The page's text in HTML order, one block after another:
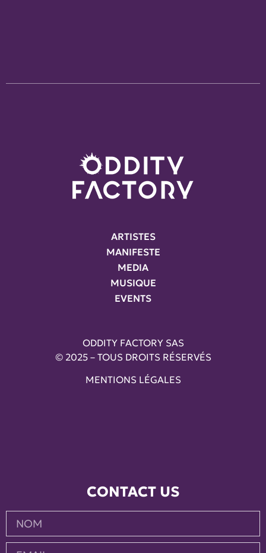
ARTISTES
MANIFESTE
MEDIA
MUSIQUE
EVENTS
ODDITY FACTORY SAS
© 2025 – TOUS DROITS RÉSERVÉS
MENTIONS LÉGALES
CONTACT US